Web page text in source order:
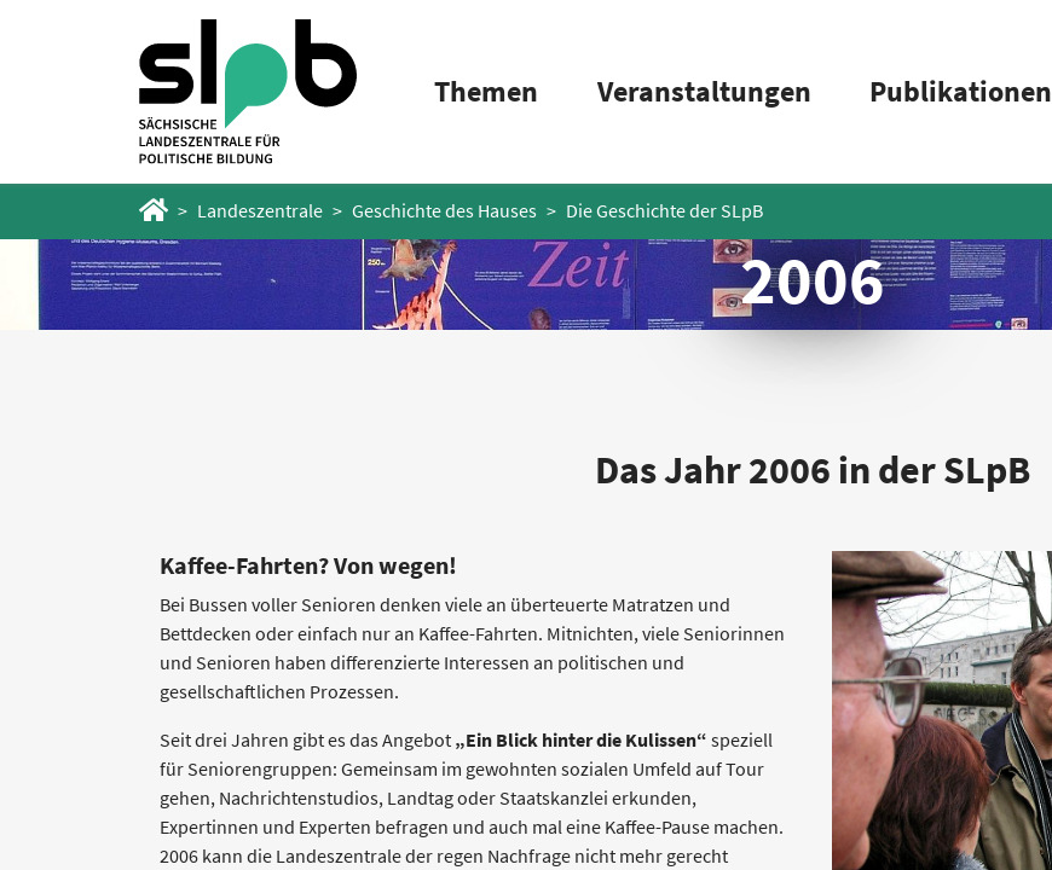
Themen Veranstaltungen Publikationen
Startseite
Landeszentrale Geschichte des Hauses Die Geschichte der SLpB
2006
Das Jahr 2006 in der SLpB
Kaffee-Fahrten? Von wegen!
Bei Bussen voller Senioren denken viele an überteuerte Matratzen und
Bettdecken oder einfach nur an Kaffee-Fahrten. Mitnichten, viele Seniorinnen
und Senioren haben differenzierte Interessen an politischen und
gesellschaftlichen Prozessen.
Seit drei Jahren gibt es das Angebot „Ein Blick hinter die Kulissen“ speziell
für Seniorengruppen: Gemeinsam im gewohnten sozialen Umfeld auf Tour
gehen, Nachrichtenstudios, Landtag oder Staatskanzlei erkunden,
Expertinnen und Experten befragen und auch mal eine Kaffee-Pause machen.
2006 kann die Landeszentrale der regen Nachfrage nicht mehr gerecht